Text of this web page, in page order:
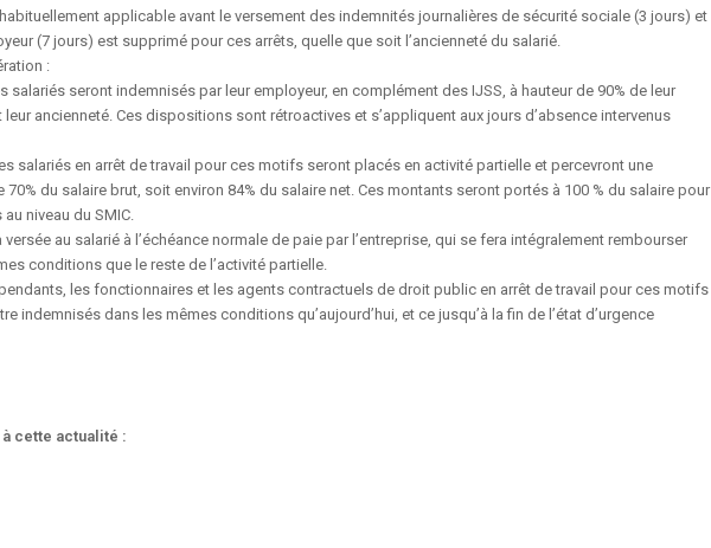
applicable avant le versement des indemnités journalières de sécurité sociale (3 jours) et
(7 jours) est supprimé pour ces arrêts, quelle que soit l’ancienneté du salarié.
:
salariés seront indemnisés par leur employeur, en complément des IJSS, à hauteur de 90% de leur
ancienneté. Ces dispositions sont rétroactives et s’appliquent aux jours d’absence intervenus
salariés en arrêt de travail pour ces motifs seront placés en activité partielle et percevront une
70% du salaire brut, soit environ 84% du salaire net. Ces montants seront portés à 100 % du salaire pour
niveau du SMIC.
au salarié à l’échéance normale de paie par l’entreprise, qui se fera intégralement rembourser
conditions que le reste de l’activité partielle.
les fonctionnaires et les agents contractuels de droit public en arrêt de travail pour ces motifs
indemnisés dans les mêmes conditions qu’aujourd’hui, et ce jusqu’à la fin de l’état d’urgence
cette actualité :